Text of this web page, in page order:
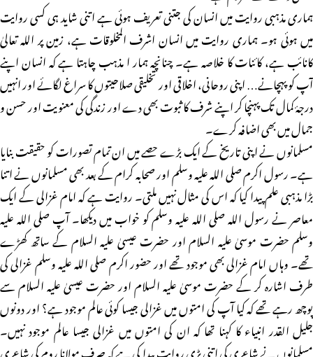
ہماری مذہبی روایت میں انسان کی جتنی تعریف ہوئی ہے اتنی شاید ہی کسی روایت
میں ہوئی ہو۔ ہماری روایت میں انسان اشرف المخلوقات ہے، زمین پر اللہ تعالیٰ
کانائب ہے، کائنات کا خلاصہ ہے۔ چنانچہ ہمار ا مذہب چاہتا ہے کہ انسان اپنے
آپ کو پہچانے… اپنی روحانی، اخلاقی اور تخلیقی صلاحیتوں کا سراغ لگائے اور انہیں
درجۂ کمال تک پہنچا کر اپنے شرف کا ثبوت بھی دے اور زندگی کی معنویت اور حسن و
جمال میں بھی اضافہ کرے۔
مسلمانوں نے اپنی تاریخ کے ایک بڑے حصے میں ان تمام تصورات کو حقیقت بنایا
ہے۔ رسول اکرم صلی اللہ علیہ وسلم اور صحابہ کرام کے بعد بھی مسلمانوں نے اتنا
بڑا مذہبی علم پیدا کیا کہ اس کی مثال نہیں ملتی۔ روایت ہے کہ امام غزالی کے ایک
معاصر نے رسول اللہ صلی اللہ علیہ وسلم کو خواب میں دیکھا۔ آپ صلی اللہ علیہ
وسلم حضرت موسیٰ علیہ السلام اور حضرت عیسیٰ علیہ السلام کے ساتھ کھڑے
تھے۔ وہاں امام غزالی بھی موجود تھے اور حضور اکرم صلی اللہ علیہ وسلم غزالی کی
طرف اشارہ کر کے حضرت موسیٰ علیہ السلام اور حضرت عیسیٰ علیہ السلام سے
پوچھ رہے تھے کہ کیا آپ کی امتوں میں غزالی جیسا کوئی عالم موجود ہے؟ اور دونوں
جلیل القدر انبیاء کا کہنا تھا کہ ان کی امتوں میں غزالی جیسا عالم موجود نہیں۔
مسلمانوں نے شاعری کی اتنی بڑی روایت پیدا کی ہے کہ صرف مولانا روم کی شاعری